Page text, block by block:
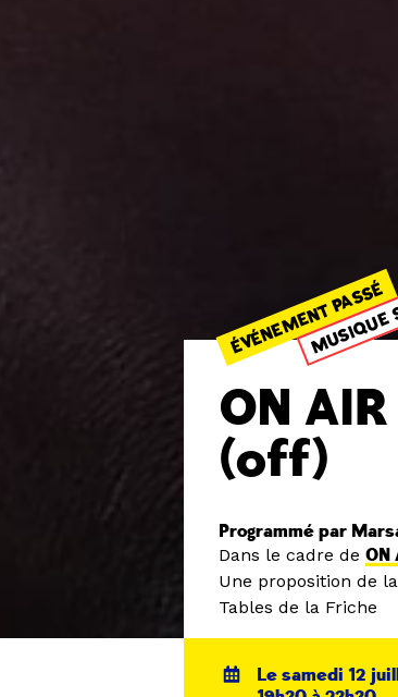
ÉVÉNEMENT PASSÉ
ON
(off)
Programmé par
Dans le cadre deON
Une proposition de
Tables de la Friche
Le samedi 12